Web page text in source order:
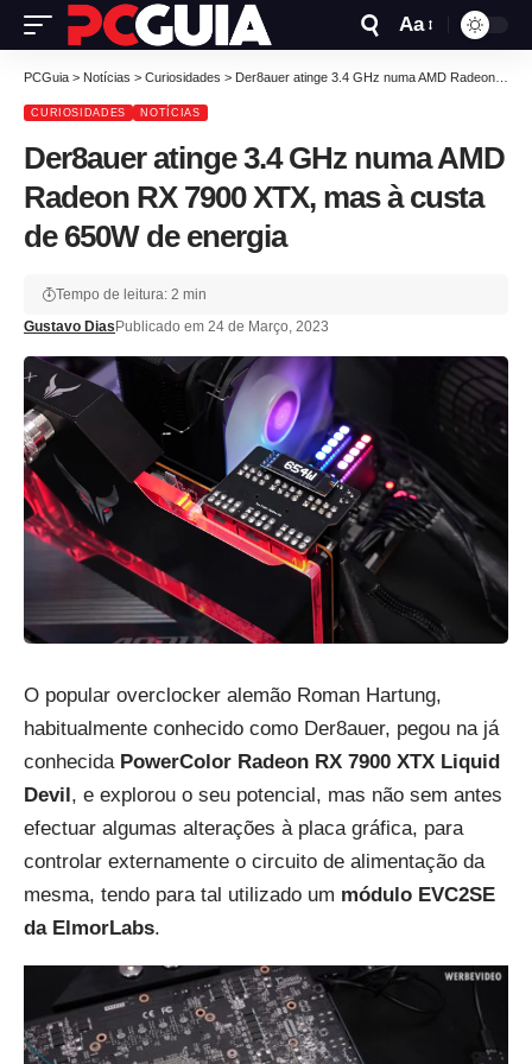
Aa
PCGuia > Notícias > Curiosidades > Der8auer atinge 3.4 GHz numa AMD Radeon RX 7900 XTX, mas à custa de 650W de energia
CURIOSIDADES NOTÍCIAS
Der8auer atinge 3.4 GHz numa AMD
Radeon RX 7900 XTX, mas à custa
de 650W de energia
Gustavo Dias Publicado em 24 de Março, 2023
Tempo de leitura: 2 min
O popular overclocker alemão Roman Hartung,
habitualmente conhecido como Der8auer, pegou na já
conhecida PowerColor Radeon RX 7900 XTX Liquid
Devil, e explorou o seu potencial, mas não sem antes
efectuar algumas alterações à placa gráfica, para
controlar externamente o circuito de alimentação da
mesma, tendo para tal utilizado um módulo EVC2SE
da ElmorLabs.